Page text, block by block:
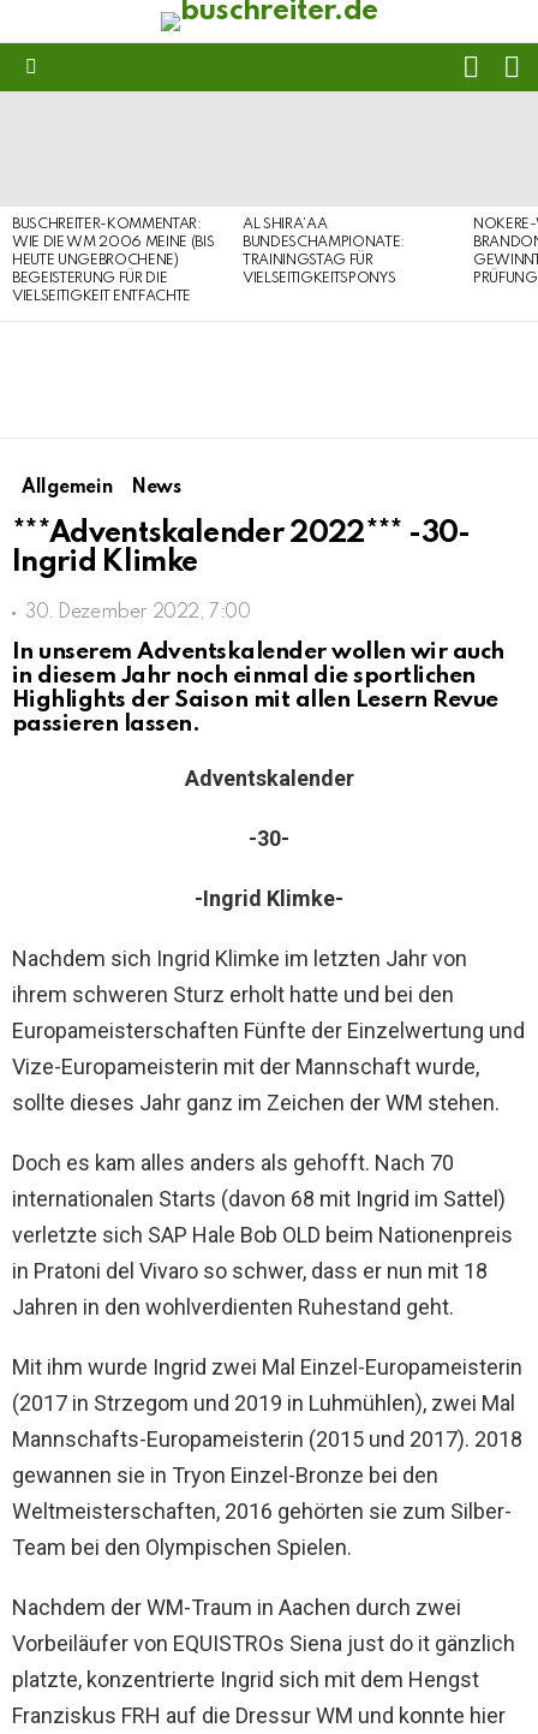
BUSCHREITER-KOMMENTAR:
WIE DIE WM 2006 MEINE (BIS
HEUTE UNGEBROCHENE)
BEGEISTERUNG FÜR DIE
VIELSEITIGKEIT ENTFACHTE
AL SHIRA’AA
BUNDESCHAMPIONATE:
TRAININGSTAG FÜR
VIELSEITIGKEITSPONYS
PRÜFUNG
Allgemein News
***Adventskalender 2022*** -30-
Ingrid Klimke
30. Dezember 2022, 7:00
In unserem Adventskalender wollen wir auch
in diesem Jahr noch einmal die sportlichen
Highlights der Saison mit allen Lesern Revue
passieren lassen.
Adventskalender
-30-
-Ingrid Klimke-
Nachdem sich Ingrid Klimke im letzten Jahr von
ihrem schweren Sturz erholt hatte und bei den
Europameisterschaften Fünfte der Einzelwertung und
Vize-Europameisterin mit der Mannschaft wurde,
sollte dieses Jahr ganz im Zeichen der WM stehen.
Doch es kam alles anders als gehofft. Nach 70
internationalen Starts (davon 68 mit Ingrid im Sattel)
verletzte sich SAP Hale Bob OLD beim Nationenpreis
in Pratoni del Vivaro so schwer, dass er nun mit 18
Jahren in den wohlverdienten Ruhestand geht.
Mit ihm wurde Ingrid zwei Mal Einzel-Europameisterin
(2017 in Strzegom und 2019 in Luhmühlen), zwei Mal
Mannschafts-Europameisterin (2015 und 2017). 2018
gewannen sie in Tryon Einzel-Bronze bei den
Weltmeisterschaften, 2016 gehörten sie zum Silber-
Team bei den Olympischen Spielen.
Nachdem der WM-Traum in Aachen durch zwei
Vorbeiläufer von EQUISTROs Siena just do it gänzlich
platzte, konzentrierte Ingrid sich mit dem Hengst
Franziskus FRH auf die Dressur WM und konnte hier